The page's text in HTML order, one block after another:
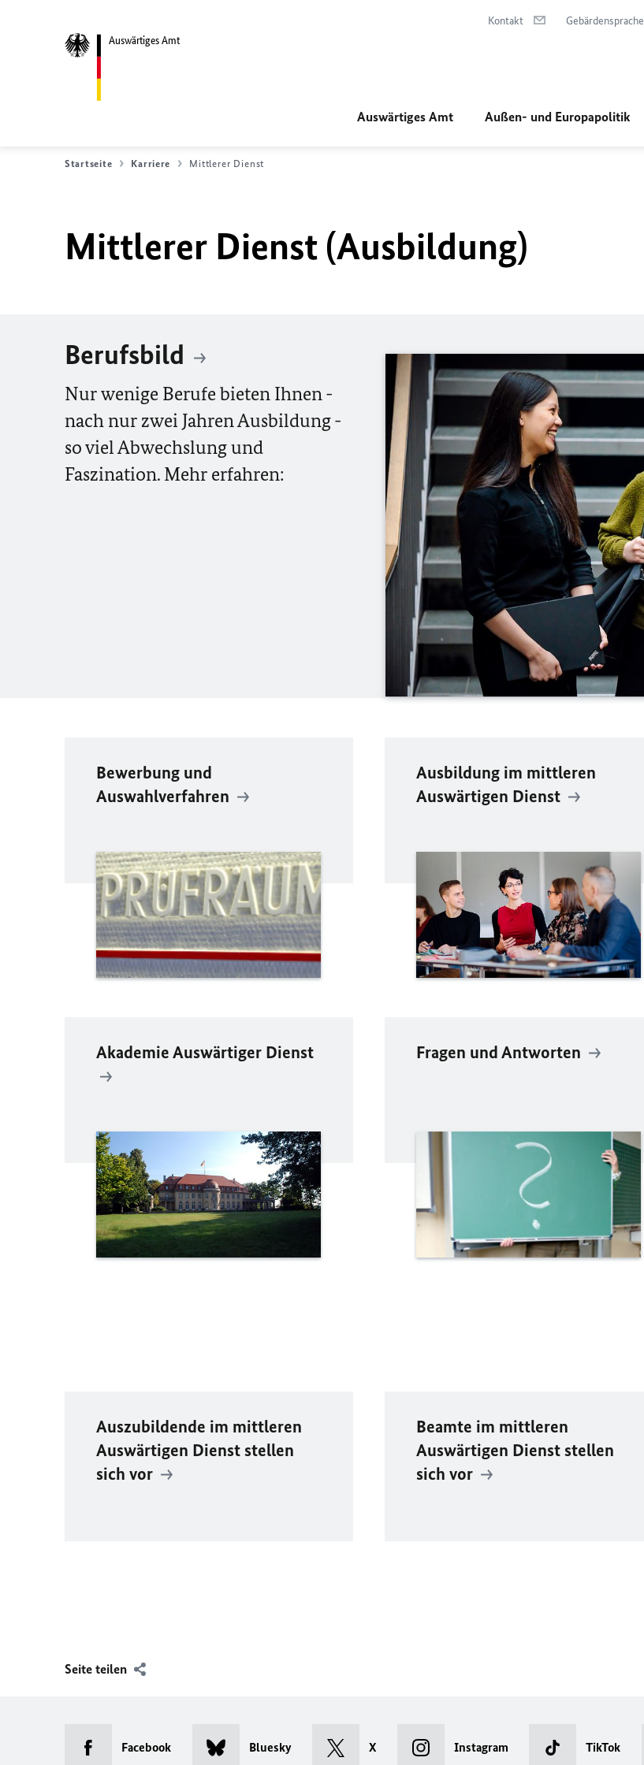
Auswärtiges Amt
Kontakt Gebärdensprache
Auswärtiges Amt Außen- und Europapolitik
Startseite Karriere Mittlerer Dienst
Mittlerer Dienst (Ausbildung)
Berufsbild
Nur wenige Berufe bieten Ihnen -
nach nur zwei Jahren Ausbildung -
so viel Abwechslung und
Faszination. Mehr erfahren:
Bewerbung und
Auswahlverfahren
Ausbildung im mittleren
Auswärtigen Dienst
Akademie Auswärtiger Dienst Fragen und Antworten
Auszubildende im mittleren
Auswärtigen Dienst stellen
sich vor
Beamte im mittleren
Auswärtigen Dienst stellen
sich vor
Seite teilen
Facebook Bluesky X Instagram TikTok